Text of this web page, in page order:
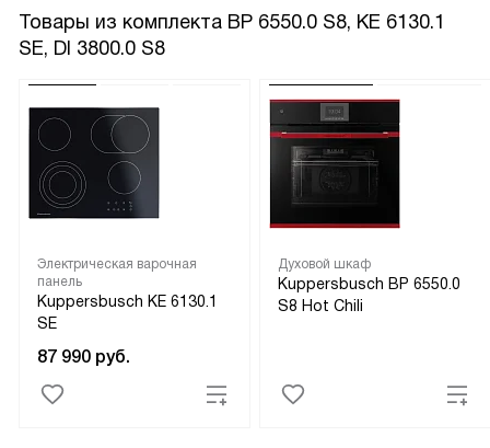
Товары из комплекта BP 6550.0 S8, KE 6130.1
SE, DI 3800.0 S8
Электрическая варочная
панель
Kuppersbusch KE 6130.1
SE
87 990 руб.
Духовой шкаф
Kuppersbusch BP 6550.0
S8 Hot Chili